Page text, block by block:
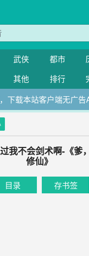
武侠 都市
其他 排行
下载本站客户端无广告
我不会剑术啊-《爹
修仙》
目录 存书签